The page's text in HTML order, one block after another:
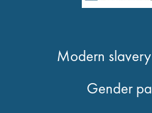
Modern
Gender